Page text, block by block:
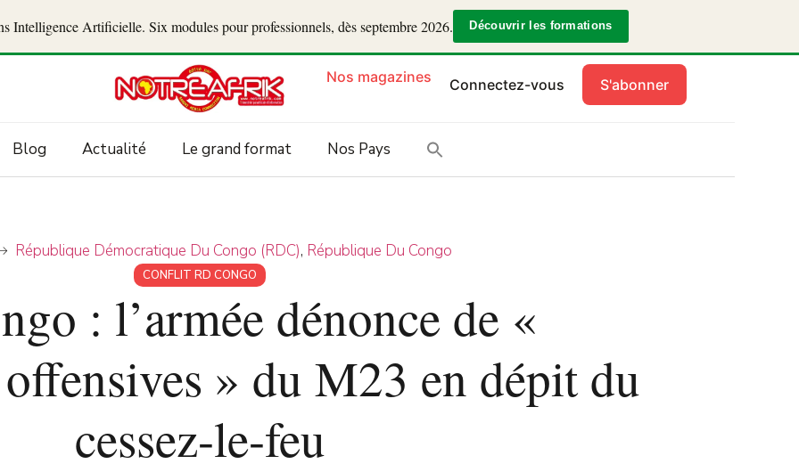
Artificielle. Six modules pour professionnels, dès septembre 2026. Découvrir les formations
Nos magazines Connectez-vous S'abonner
Blog Actualité Le grand format Nos Pays
République Démocratique Du Congo (RDC), République Du Congo
CONFLIT RD CONGO
: l’armée dénonce de «
» du M23 en dépit du
cessez-le-feu